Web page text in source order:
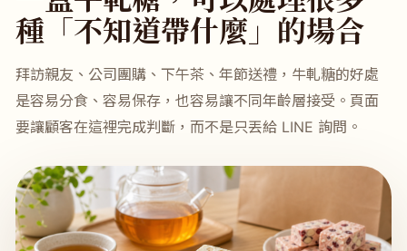
種「不知道帶什麼」的場合
拜訪親友、公司團購、下午茶、年節送禮，牛軋糖的好處
是容易分食、容易保存，也容易讓不同年齡層接受。頁面
要讓顧客在這裡完成判斷，而不是只丟給 LINE 詢問。